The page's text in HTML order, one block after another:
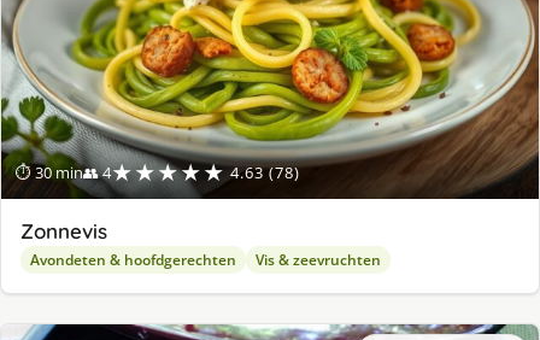
⏱ 30 min👥 4★★★★★ 4.63 (78)
Zonnevis
Avondeten & hoofdgerechten Vis & zeevruchten